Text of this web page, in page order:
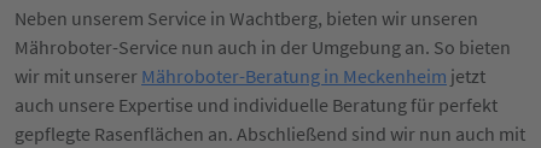
Neben unserem Service in Wachtberg, bieten wir unseren
Mähroboter-Service nun auch in der Umgebung an. So bieten
wir mit unserer Mähroboter-Beratung in Meckenheim jetzt
auch unsere Expertise und individuelle Beratung für perfekt
gepflegte Rasenflächen an. Abschließend sind wir nun auch mit